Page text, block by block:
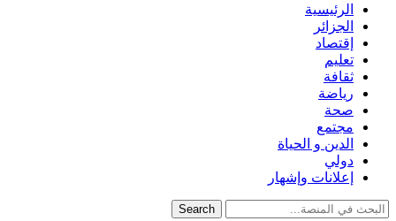
الرئيسية
الجزائر
إقتصاد
تعليم
ثقافة
رياضة
صحة
مجتمع
الدين و الحياة
دولي
إعلانات وإشهار
Search